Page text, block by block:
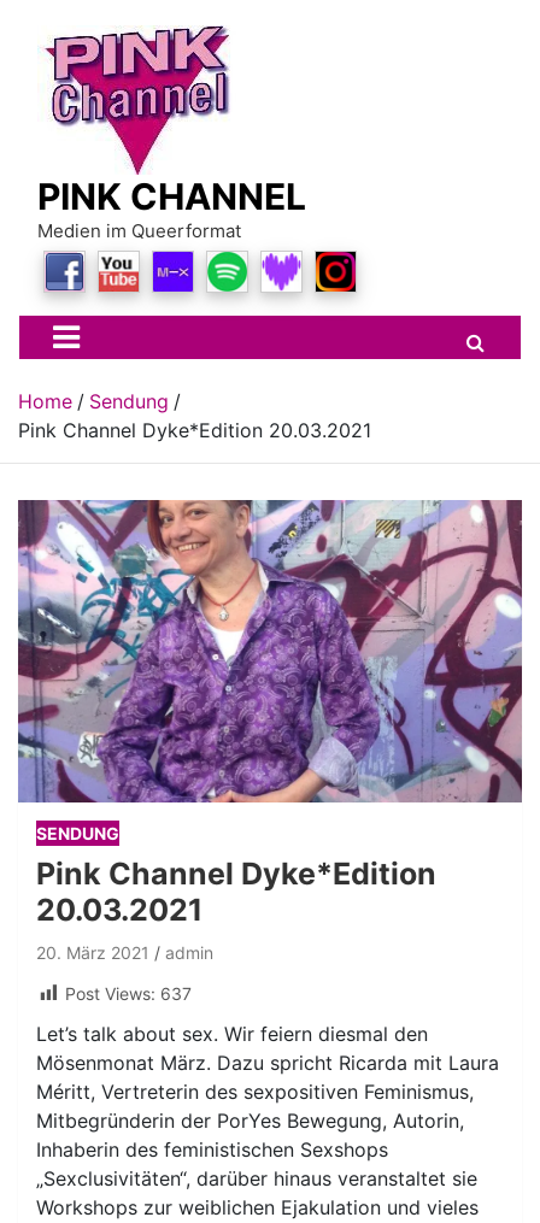
content
PINK CHANNEL
Medien im Queerformat
Home
Sendung
Pink Channel Dyke*Edition 20.03.2021
SENDUNG
Pink Channel Dyke*Edition
20.03.2021
20. März 2021
admin
Post Views: 637
Let’s talk about sex. Wir feiern diesmal den
Mösenmonat März. Dazu spricht Ricarda mit Laura
Méritt, Vertreterin des sexpositiven Feminismus,
Mitbegründerin der PorYes Bewegung, Autorin,
Inhaberin des feministischen Sexshops
„Sexclusivitäten“, darüber hinaus veranstaltet sie
Workshops zur weiblichen Ejakulation und vieles